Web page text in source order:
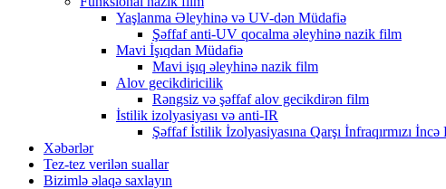
Yaşlanma Əleyhinə və UV-dən Müdafiə
Şəffaf anti-UV qocalma əleyhinə nazik film
Mavi İşıqdan Müdafiə
Mavi işıq əleyhinə nazik film
Alov gecikdiricilik
Rəngsiz və şəffaf alov gecikdirən film
İstilik izolyasiyası və anti-IR
Şəffaf İstilik İzolyasiyasına Qarşı İnfraqırmızı İncə
Xəbərlər
Tez-tez verilən suallar
Bizimlə əlaqə saxlayın